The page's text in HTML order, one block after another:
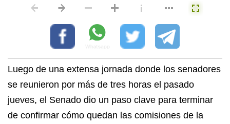
Luego de una extensa jornada donde los senadores
se reunieron por más de tres horas el pasado
jueves, el Senado dio un paso clave para terminar
de confirmar cómo quedan las comisiones de la